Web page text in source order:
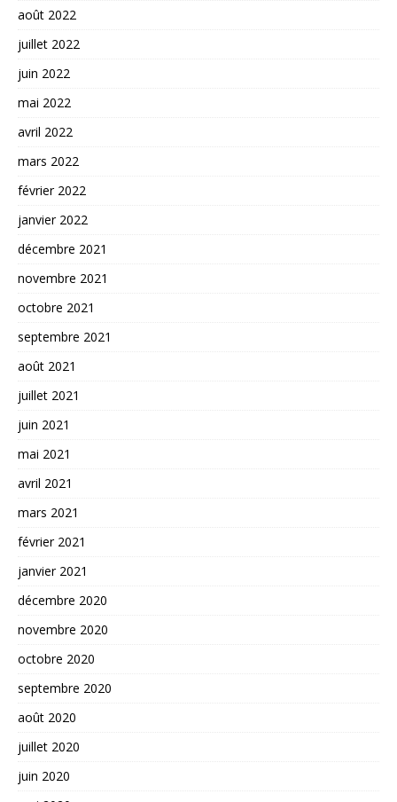
août 2022
juillet 2022
juin 2022
mai 2022
avril 2022
mars 2022
février 2022
janvier 2022
décembre 2021
novembre 2021
octobre 2021
septembre 2021
août 2021
juillet 2021
juin 2021
mai 2021
avril 2021
mars 2021
février 2021
janvier 2021
décembre 2020
novembre 2020
octobre 2020
septembre 2020
août 2020
juillet 2020
juin 2020